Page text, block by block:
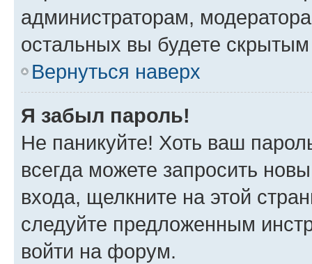
администраторам,
остальных вы будете
Вернуться наверх
Я забыл пароль!
Не паникуйте! Хоть ваш
всегда можете запросить
входа, щелкните на этой
следуйте предложенным
войти на форум.